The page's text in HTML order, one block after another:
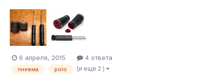
брекитами и амортизаторы укороченные серии Air Lift SLam.
Пробег не более 4 месяцев.
6 апреля, 2015 4 ответа
пневма polo (и ещё 2 )